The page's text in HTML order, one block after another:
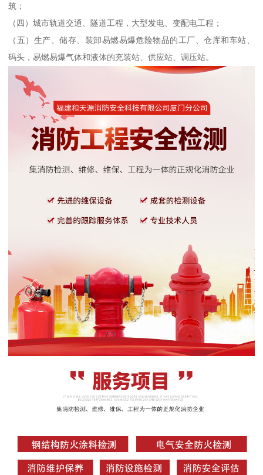
筑；
（四）城市轨道交通、隧道工程，大型发电、变配电工程；
（五）生产、储存、装卸易燃易爆危险物品的工厂、仓库和车站、
码头，易燃易爆气体和液体的充装站、供应站、调压站。